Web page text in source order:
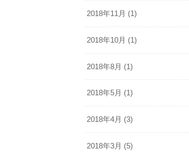
2018年11月 (1)
2018年10月 (1)
2018年8月 (1)
2018年5月 (1)
2018年4月 (3)
2018年3月 (5)